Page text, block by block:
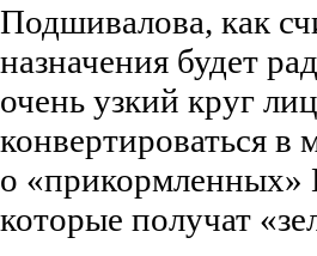
Подшивалова, как
назначения будет
очень узкий круг
конвертироваться
о «прикормленных»
которые получат